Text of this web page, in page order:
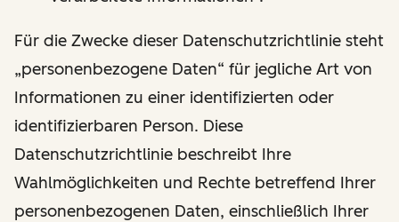
Für die Zwecke dieser Datenschutzrichtlinie steht
„personenbezogene Daten“ für jegliche Art von
Informationen zu einer identifizierten oder
identifizierbaren Person. Diese
Datenschutzrichtlinie beschreibt Ihre
Wahlmöglichkeiten und Rechte betreffend Ihrer
personenbezogenen Daten, einschließlich Ihrer